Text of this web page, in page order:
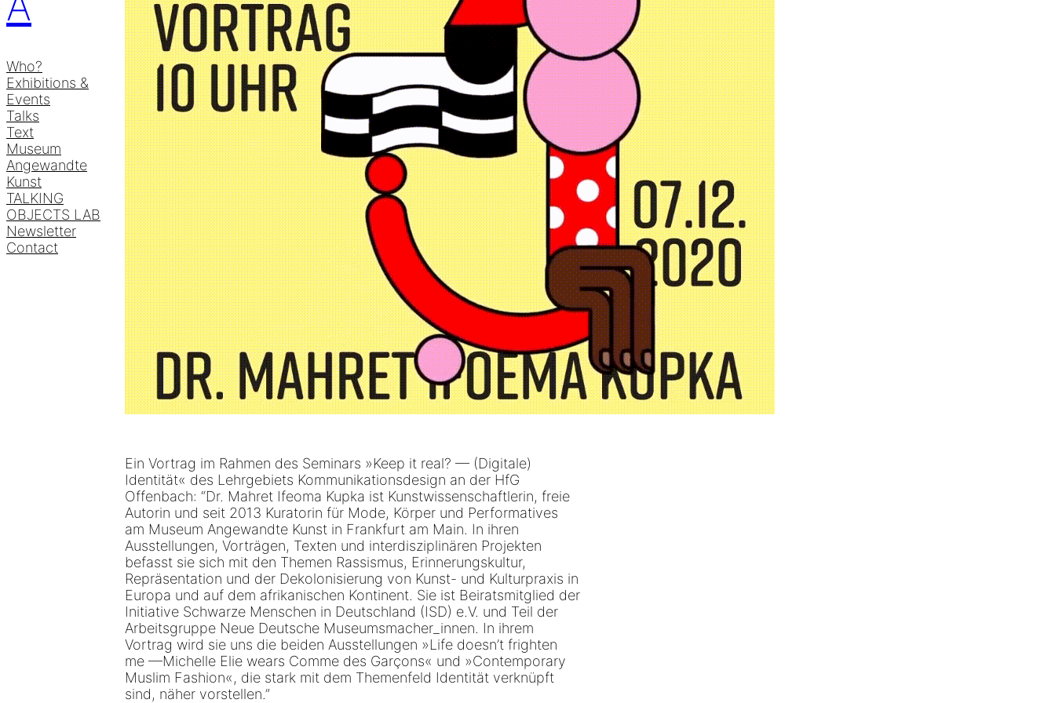
Who?
Exhibitions &
Events
Talks
Text
Museum
Angewandte
Kunst
TALKING
OBJECTS LAB
Newsletter
Contact
Ein Vortrag im Rahmen des Seminars »Keep it real? — (Digitale)
Identität« des Lehrgebiets Kommunikationsdesign an der HfG
Offenbach: “Dr. Mahret Ifeoma Kupka ist Kunstwissenschaftlerin, freie
Autorin und seit 2013 Kuratorin für Mode, Körper und Performatives
am Museum Angewandte Kunst in Frankfurt am Main. In ihren
Ausstellungen, Vorträgen, Texten und interdisziplinären Projekten
befasst sie sich mit den Themen Rassismus, Erinnerungskultur,
Repräsentation und der Dekolonisierung von Kunst- und Kulturpraxis in
Europa und auf dem afrikanischen Kontinent. Sie ist Beiratsmitglied der
Initiative Schwarze Menschen in Deutschland (ISD) e.V. und Teil der
Arbeitsgruppe Neue Deutsche Museumsmacher_innen. In ihrem
Vortrag wird sie uns die beiden Ausstellungen »Life doesn’t frighten
me —Michelle Elie wears Comme des Garçons« und »Contemporary
Muslim Fashion«, die stark mit dem Themenfeld Identität verknüpft
sind, näher vorstellen.”